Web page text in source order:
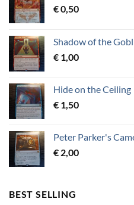
€0,50
Shadow of the
€ 1,00
Hide on the Ceiling
€ 1,50
Peter Parker's
€ 2,00
BEST SELLING